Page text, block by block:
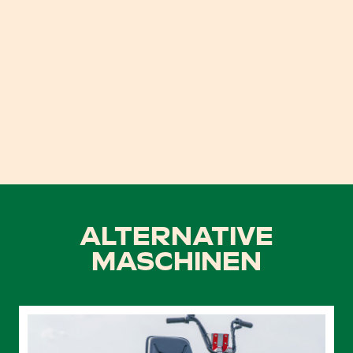
ALTERNATIVE
MASCHINEN